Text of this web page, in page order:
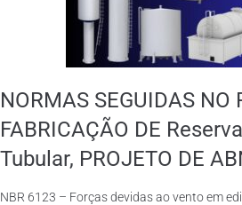
NORMAS SEGUIDAS NO
FABRICAÇÃO DE
Tubular, PROJETO DE
NBR 6123 – Forças devidas ao vento em